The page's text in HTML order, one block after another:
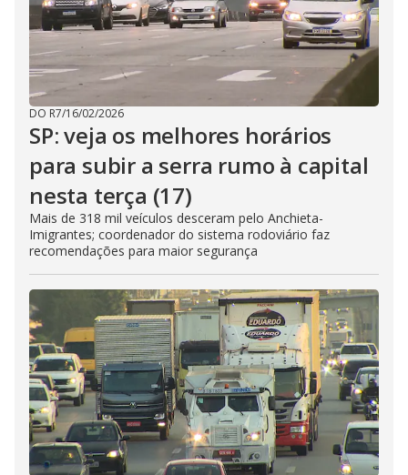
DO R7/16/02/2026
SP: veja os melhores horários
para subir a serra rumo à capital
nesta terça (17)
Mais de 318 mil veículos desceram pelo Anchieta-
Imigrantes; coordenador do sistema rodoviário faz
recomendações para maior segurança